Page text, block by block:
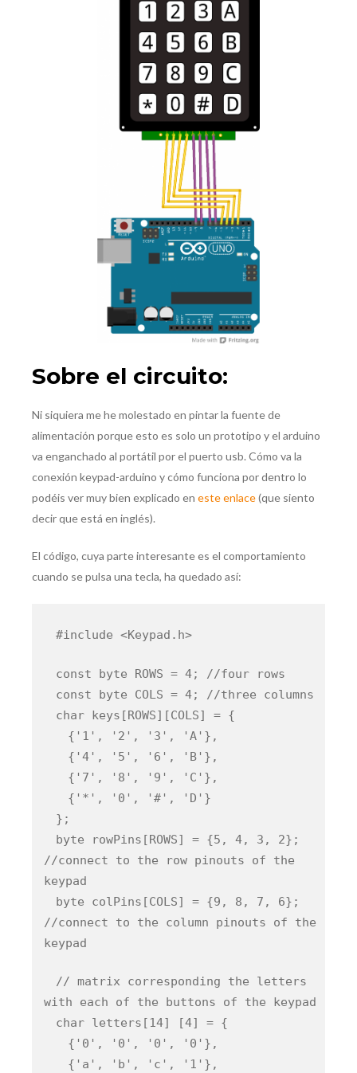
Sobre el circuito:
Ni siquiera me he molestado en pintar la fuente de
alimentación porque esto es solo un prototipo y el arduino
va enganchado al portátil por el puerto usb. Cómo va la
conexión keypad-arduino y cómo funciona por dentro lo
podéis ver muy bien explicado en este enlace(que siento
decir que está en inglés).
El código, cuya parte interesante es el comportamiento
cuando se pulsa una tecla, ha quedado así:
#include <Keypad.h>
const byte ROWS = 4; //four rows
const byte COLS = 4; //three columns
char keys[ROWS][COLS] = {
{'1', '2', '3', 'A'},
{'4', '5', '6', 'B'},
{'7', '8', '9', 'C'},
{'*', '0', '#', 'D'}
};
byte rowPins[ROWS] = {5, 4, 3, 2};
//connect to the row pinouts of the
keypad
byte colPins[COLS] = {9, 8, 7, 6};
//connect to the column pinouts of the
keypad
// matrix corresponding the letters
with each of the buttons of the keypad
char letters[14] [4] = {
{'0', '0', '0', '0'},
{'a', 'b', 'c', '1'},